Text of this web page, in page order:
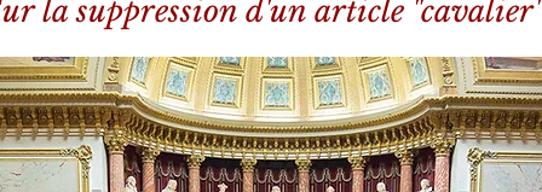
la suppression d'un article